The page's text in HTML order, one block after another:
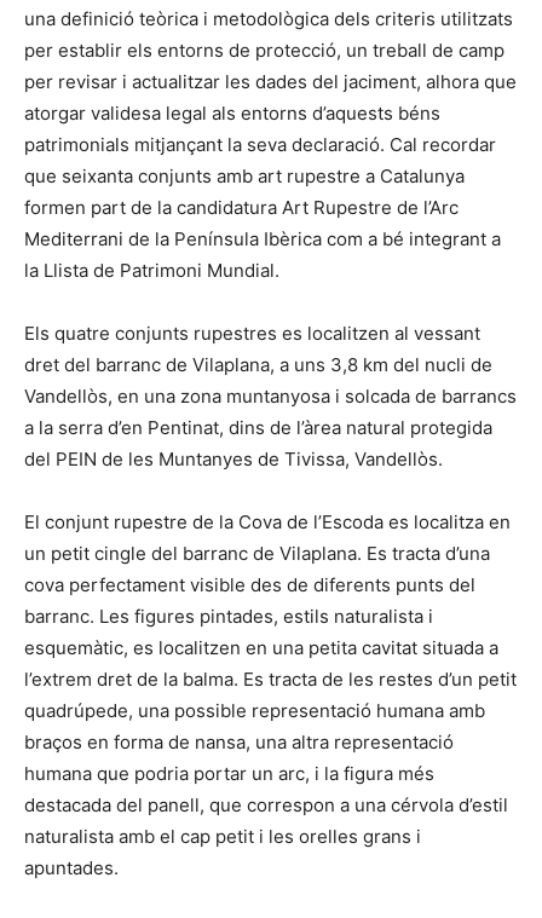
una definició teòrica i metodològica dels criteris utilitzats
per establir els entorns de protecció, un treball de camp
per revisar i actualitzar les dades del jaciment, alhora que
atorgar validesa legal als entorns d’aquests béns
patrimonials mitjançant la seva declaració. Cal recordar
que seixanta conjunts amb art rupestre a Catalunya
formen part de la candidatura Art Rupestre de l’Arc
Mediterrani de la Península Ibèrica com a bé integrant a
la Llista de Patrimoni Mundial.
Els quatre conjunts rupestres es localitzen al vessant
dret del barranc de Vilaplana, a uns 3,8 km del nucli de
Vandellòs, en una zona muntanyosa i solcada de barrancs
a la serra d’en Pentinat, dins de l’àrea natural protegida
del PEIN de les Muntanyes de Tivissa, Vandellòs.
El conjunt rupestre de la Cova de l’Escoda es localitza en
un petit cingle del barranc de Vilaplana. Es tracta d’una
cova perfectament visible des de diferents punts del
barranc. Les figures pintades, estils naturalista i
esquemàtic, es localitzen en una petita cavitat situada a
l’extrem dret de la balma. Es tracta de les restes d’un petit
quadrúpede, una possible representació humana amb
braços en forma de nansa, una altra representació
humana que podria portar un arc, i la figura més
destacada del panell, que correspon a una cérvola d’estil
naturalista amb el cap petit i les orelles grans i
apuntades.